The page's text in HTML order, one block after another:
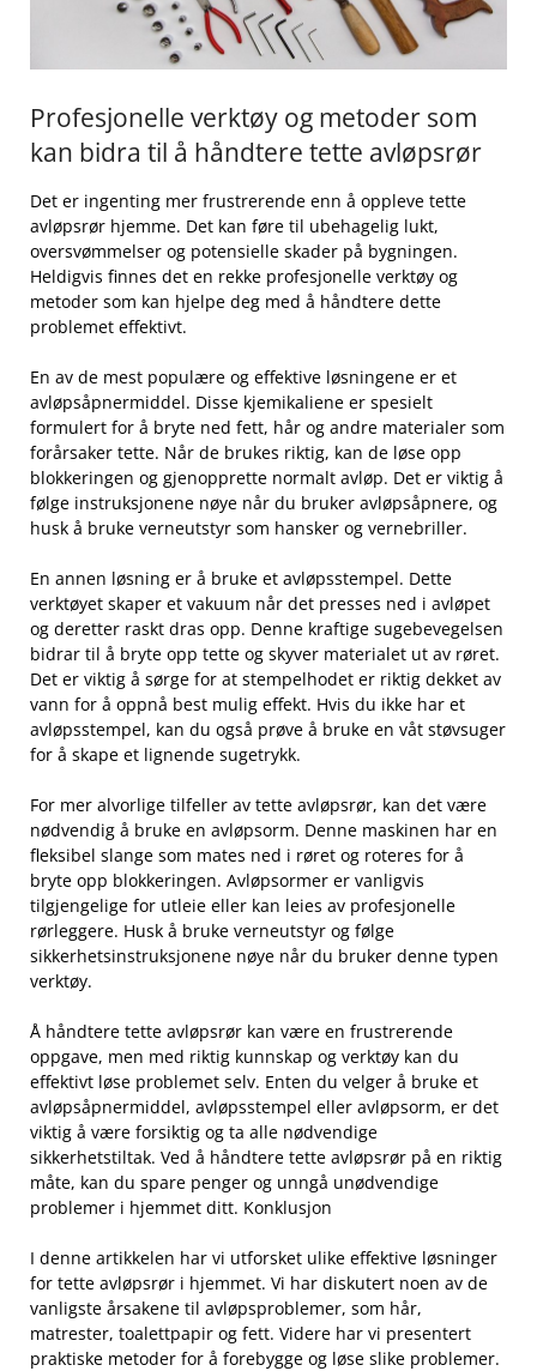
Profesjonelle verktøy og metoder som
kan bidra til å ⁤håndtere tette avløpsrør
Det er ingenting mer frustrerende enn å ‍oppleve tette ​
avløpsrør hjemme. Det kan ​føre til ubehagelig lukt,
oversvømmelser og potensielle skader på bygningen.
Heldigvis finnes det en rekke profesjonelle verktøy‌ og
metoder som​ kan ‍hjelpe deg med å ⁢håndtere dette
problemet effektivt.
En av de mest populære og effektive løsningene er et
avløpsåpnermiddel. Disse​ kjemikaliene ⁤er ⁢spesielt⁤
formulert‍ for å bryte ned fett, ‍hår og andre ⁣materialer som
forårsaker tette. Når‌ de brukes riktig, kan de løse opp
blokkeringen og gjenopprette ⁤normalt ‍avløp.⁤ Det er viktig å
følge instruksjonene nøye når du bruker avløpsåpnere, og
husk ‌å ​bruke verneutstyr som hansker ⁤og vernebriller.
En annen løsning‌ er å bruke et avløpsstempel. Dette
verktøyet ⁢skaper et vakuum når det presses ned i avløpet
og deretter raskt dras opp. Denne ‌kraftige sugebevegelsen
bidrar til å⁣ bryte opp tette ⁣og skyver materialet ut av røret.​
Det er ‌viktig å sørge for ​at‍ stempelhodet er riktig dekket av
vann ⁤for å oppnå best mulig effekt. ‌Hvis du ikke har ⁤et
avløpsstempel, kan⁢ du også ⁢prøve å bruke en våt støvsuger
for å skape et lignende​ sugetrykk.
For mer alvorlige tilfeller av tette avløpsrør, kan det være
nødvendig å bruke en avløpsorm. Denne maskinen ‌har en
fleksibel slange som mates ned⁤ i røret og roteres for å
bryte opp blokkeringen.⁤ Avløpsormer er vanligvis
tilgjengelige for utleie eller ‌kan leies⁤ av profesjonelle
rørleggere. Husk å bruke verneutstyr og følge
sikkerhetsinstruksjonene⁢ nøye når du bruker denne typen
verktøy.
Å håndtere tette avløpsrør kan ⁣være ‍en frustrerende
oppgave, men‍ med ⁢riktig kunnskap og verktøy kan du
effektivt løse problemet selv. ⁢Enten⁣ du velger å bruke et
avløpsåpnermiddel, ⁤avløpsstempel eller⁤ avløpsorm, er​ det
viktig å være forsiktig og ta​ alle⁢ nødvendige
sikkerhetstiltak. Ved å håndtere tette avløpsrør ‍på en riktig
måte, kan​ du ‌spare penger og ⁤unngå unødvendige
problemer i ⁤hjemmet ditt. ‍Konklusjon
I denne artikkelen ‌har vi utforsket ulike effektive løsninger
for tette avløpsrør i ‍hjemmet. Vi har⁣ diskutert ⁢noen‌ av de
‌vanligste⁣ årsakene til avløpsproblemer,‌ som hår,
‌matrester, toalettpapir og fett. Videre har vi presentert‌
praktiske metoder for å ‍forebygge og løse slike problemer.